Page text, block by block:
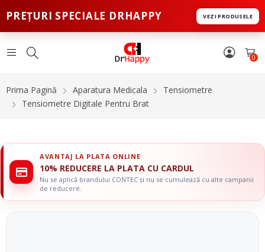
PREȚURI SPECIALE DRHAPPY VEZI PRODUSELE
0
Prima Pagină Aparatura Medicala
Tensiometre
Tensiometre Digitale Pentru Brat
AVANTAJ LA PLATA ONLINE
10% REDUCERE LA PLATA CU CARDUL
Nu se aplică brandului CONTEC și nu se cumulează cu alte campanii
de reducere.